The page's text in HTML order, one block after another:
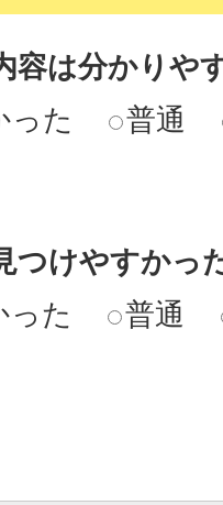
容は分かりや
った
普通
つけやすかっ
った
普通